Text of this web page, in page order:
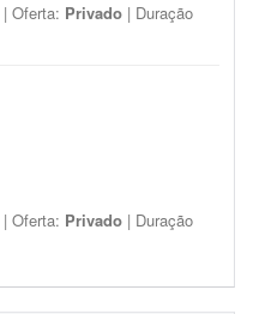
| Oferta: Privado | Duração
| Oferta: Privado | Duração